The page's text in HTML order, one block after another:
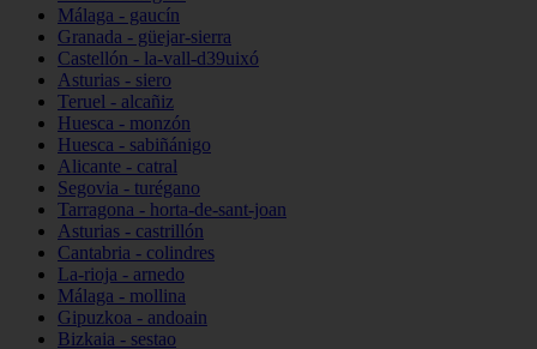
Málaga - gaucín
Granada - güejar-sierra
Castellón - la-vall-d39uixó
Asturias - siero
Teruel - alcañiz
Huesca - monzón
Huesca - sabiñánigo
Alicante - catral
Segovia - turégano
Tarragona - horta-de-sant-joan
Asturias - castrillón
Cantabria - colindres
La-rioja - arnedo
Málaga - mollina
Gipuzkoa - andoain
Bizkaia - sestao